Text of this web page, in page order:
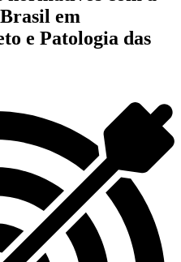
em
e Patologia das